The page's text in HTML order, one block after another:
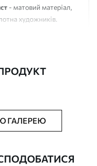
- матовий матеріал,
художників.
покриття.
ГАЛЕРЕЮ